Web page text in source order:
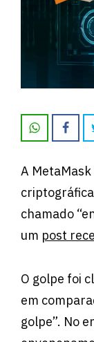
A
chamado
um post
O golpe foi
em
golpe”. No